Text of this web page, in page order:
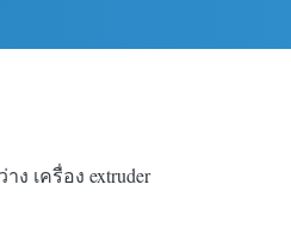
เครื่อง extruder